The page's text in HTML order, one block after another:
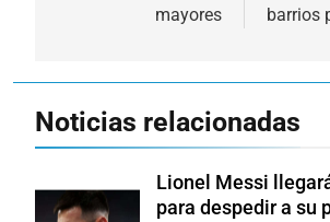
mayores
barrios
Noticias relacionadas
Lionel Messi
para despedir a su